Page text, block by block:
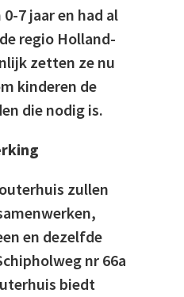
7 jaar en had al
regio Holland-
zetten ze nu
kinderen de
die nodig is.
zullen
en dezelfde
nr 66a
biedt